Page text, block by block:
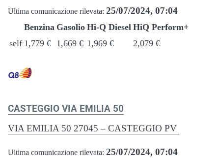
Ultima comunicazione rilevata: 25/07/2024, 07:04
Benzina Gasolio Hi-Q Diesel HiQ Perform+
self 1,779 € 1,669 € 1,969 € 2,079 €
CASTEGGIO VIA EMILIA 50
VIA EMILIA 50 27045 – CASTEGGIO PV
Ultima comunicazione rilevata: 25/07/2024, 07:04